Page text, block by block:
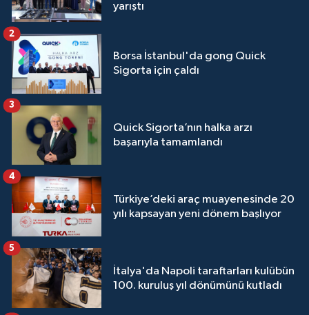
yarıştı
Borsa İstanbul'da gong Quick
Sigorta için çaldı
2
Quick Sigorta’nın halka arzı
başarıyla tamamlandı
3
Türkiye’deki araç muayenesinde 20
yılı kapsayan yeni dönem başlıyor
4
İtalya'da Napoli taraftarları kulübün
100. kuruluş yıl dönümünü kutladı
5